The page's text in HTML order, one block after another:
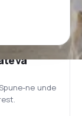
ne unde